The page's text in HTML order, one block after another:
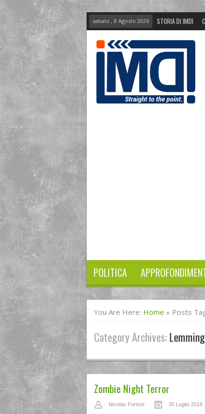
sabato , 8 Agosto 2026 STORIA DI IMDI
POLITICA
You Are Here: Home » Posts
Category Archives:
Zombie Night Terror
Nicolas Foresti 30 Luglio 2016